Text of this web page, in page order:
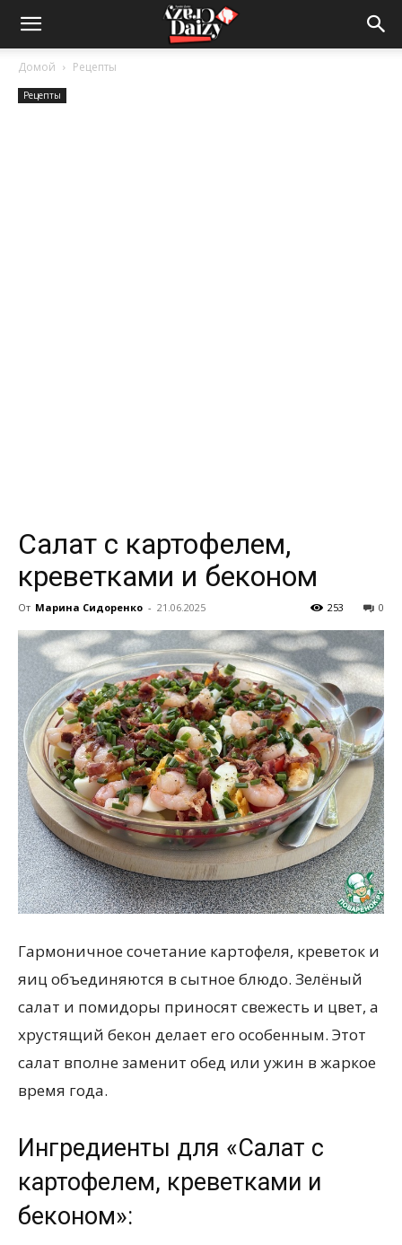
Crazy-
Daizy
Домой Рецепты
Рецепты
Салат с картофелем,
креветками и беконом
От Марина Сидоренко - 21.06.2025 0
253
Гармоничное сочетание картофеля, креветок и
яиц объединяются в сытное блюдо. Зелёный
салат и помидоры приносят свежесть и цвет, а
хрустящий бекон делает его особенным. Этот
салат вполне заменит обед или ужин в жаркое
время года.
Ингредиенты для «Салат с
картофелем, креветками и
беконом»: